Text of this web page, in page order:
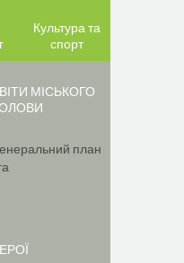
Культура та
спорт
МІСЬКОГО